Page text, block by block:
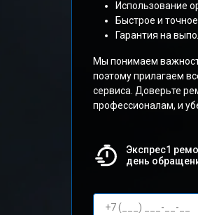
Использование
Быстрое и
Гарантия на
Мы понимаем
поэтому прилагаем
сервиса. Доверьте
профессионалам, и
Экспрес1
день